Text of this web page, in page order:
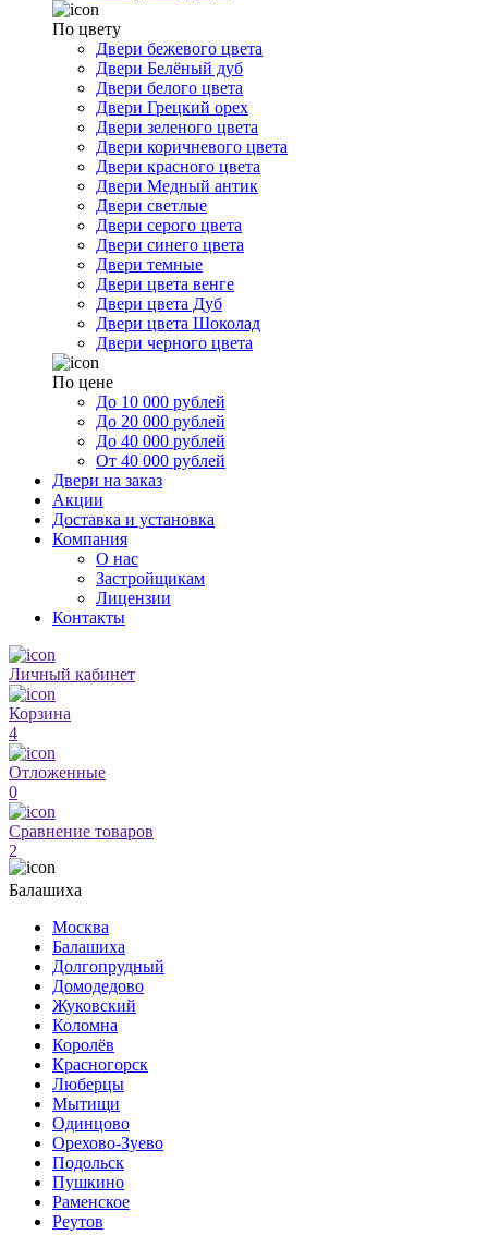
По цвету
Двери бежевого цвета
Двери Белёный дуб
Двери белого цвета
Двери Грецкий орех
Двери зеленого цвета
Двери коричневого цвета
Двери красного цвета
Двери Медный антик
Двери светлые
Двери серого цвета
Двери синего цвета
Двери темные
Двери цвета венге
Двери цвета Дуб
Двери цвета Шоколад
Двери черного цвета
По цене
До 10 000 рублей
До 20 000 рублей
До 40 000 рублей
От 40 000 рублей
Двери на заказ
Акции
Доставка и установка
Компания
О нас
Застройщикам
Лицензии
Контакты
Личный кабинет
Корзина
4
Отложенные
0
Сравнение товаров
2
Балашиха
Москва
Балашиха
Долгопрудный
Домодедово
Жуковский
Коломна
Королёв
Красногорск
Люберцы
Мытищи
Одинцово
Орехово-Зуево
Подольск
Пушкино
Раменское
Реутов